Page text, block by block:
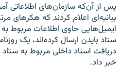
پس از آن‌که سازمان‌های اطلاعاتی
بیانیه‌ای اعلام کردند که هکرهای
ایمیل‌هایی حاوی اطلاعات مربوط
ستاد بایدن ارسال کرده‌اند، یک
دریافت اسناد داخلی مربوط به ستاد
خبر داد.